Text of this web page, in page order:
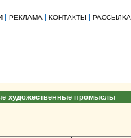
| РЕКЛАМА | КОНТАКТЫ | РАССЫЛКА
художественные промыслы